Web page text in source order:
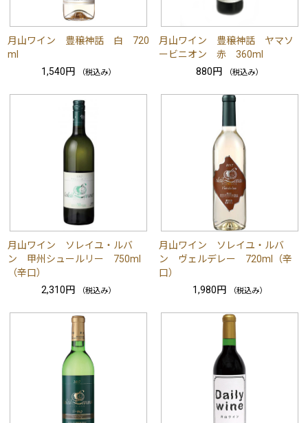
月山ワイン 豊穣神話 白 720
ml
1,540円
（税込み）
月山ワイン 豊穣神話 ヤマソ
ービニオン 赤 360ml
880円
（税込み）
月山ワイン ソレイユ・ルバ
ン 甲州シュールリー 750ml
（辛口）
2,310円
（税込み）
月山ワイン ソレイユ・ルバ
ン ヴェルデレー 720ml（辛
口）
1,980円
（税込み）